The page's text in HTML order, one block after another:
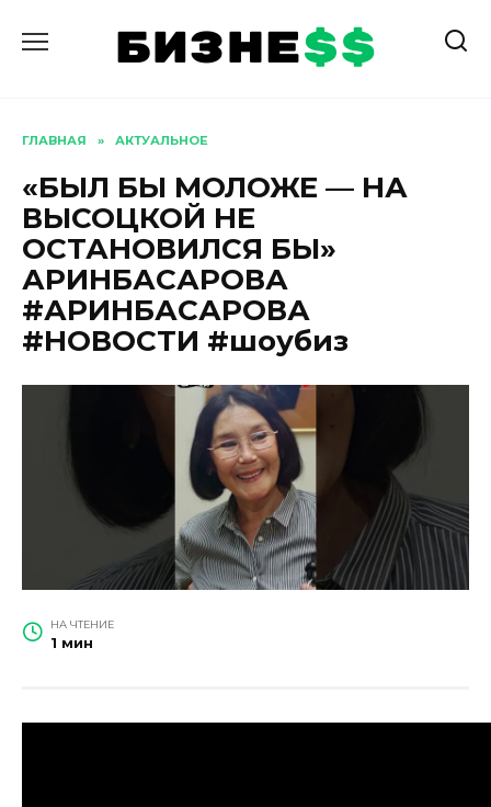
содержанию
ГЛАВНАЯ » АКТУАЛЬНОЕ
«БЫЛ БЫ МОЛОЖЕ — НА
ВЫСОЦКОЙ НЕ
ОСТАНОВИЛСЯ БЫ»
АРИНБАСАРОВА
#АРИНБАСАРОВА
#НОВОСТИ #шоубиз
НА ЧТЕНИЕ
1 мин